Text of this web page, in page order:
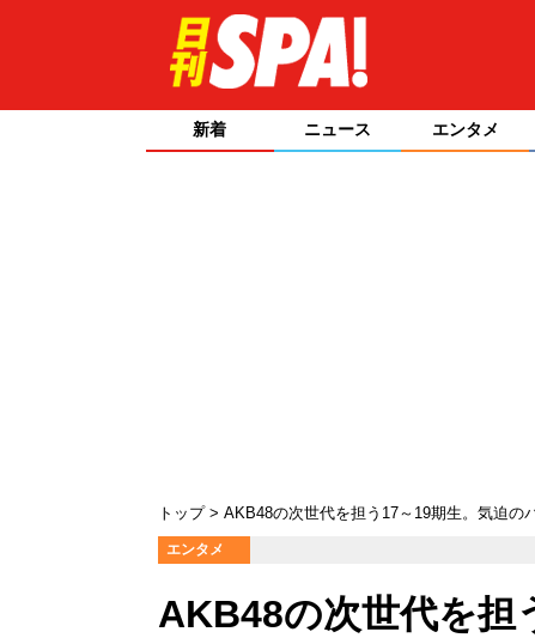
新着 ニュース エンタメ
トップ AKB48の次世代を担う17～19期生。気迫の
エンタメ
AKB48の次世代を担